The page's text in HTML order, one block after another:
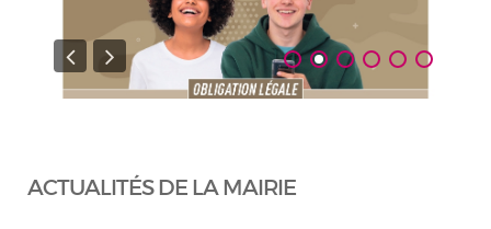
ACTUALITÉS DE LA MAIRIE